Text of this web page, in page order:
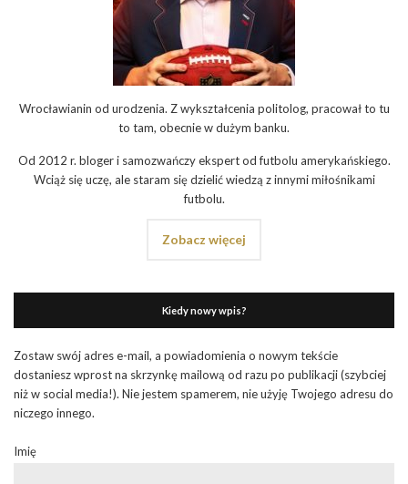
Wrocławianin od urodzenia. Z wykształcenia politolog, pracował to tu
to tam, obecnie w dużym banku.
Od 2012 r. bloger i samozwańczy ekspert od futbolu amerykańskiego.
Wciąż się uczę, ale staram się dzielić wiedzą z innymi miłośnikami
futbolu.
Zobacz więcej
Kiedy nowy wpis?
Zostaw swój adres e-mail, a powiadomienia o nowym tekście
dostaniesz wprost na skrzynkę mailową od razu po publikacji (szybciej
niż w social media!). Nie jestem spamerem, nie użyję Twojego adresu do
niczego innego.
Imię